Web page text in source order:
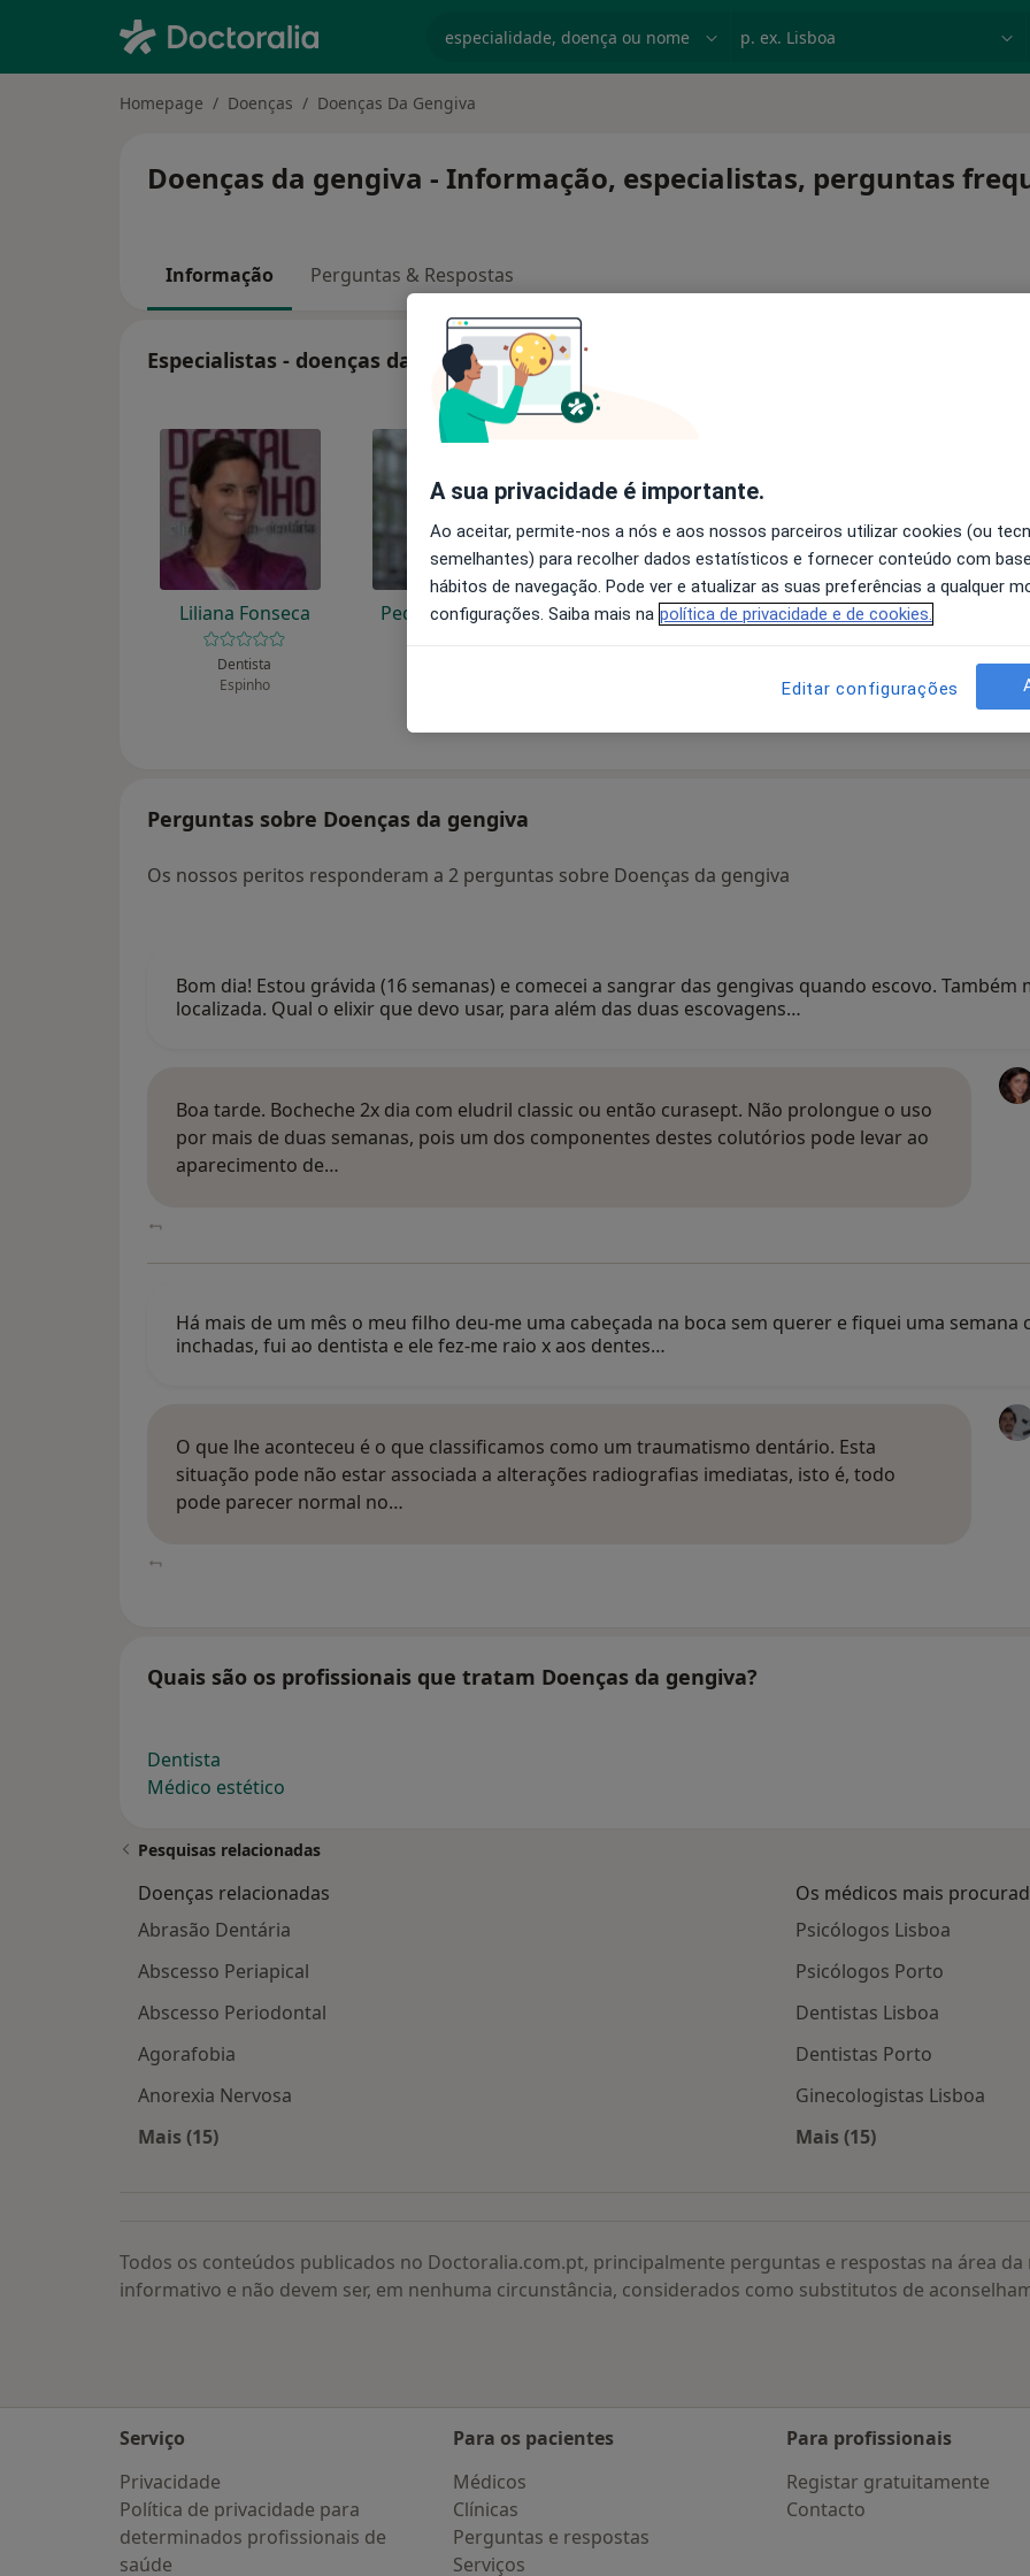
Homepage Doenças Doenças Da Gengiva
Doenças da gengiva - Informação, especialistas, perguntas
Informação Perguntas & Respostas
Especialistas - doenças da gengiva
Liliana Fonseca
Dentista
Espinho
Pedro Garrido De
Raquel Braz
Sofia Ataíde
Santa Maria da Feira
Perguntas sobre Doenças da gengiva
Os nossos peritos responderam a 2 perguntas sobre Doenças da gengiva
Bom dia! Estou grávida (16 semanas) e comecei a sangrar das gengivas quando escovo.
localizada. Qual o elixir que devo usar, para além das duas escovagens…
Boa tarde. Bocheche 2x dia com eludril classic ou então curasept. Não prolongue o uso
por mais de duas semanas, pois um dos componentes destes colutórios pode levar ao
aparecimento de…
Há mais de um mês o meu filho deu-me uma cabeçada na boca sem querer e fiquei uma
inchadas, fui ao dentista e ele fez-me raio x aos dentes…
O que lhe aconteceu é o que classificamos como um traumatismo dentário. Esta
situação pode não estar associada a alterações radiografias imediatas, isto é, todo
pode parecer normal no…
Quais são os profissionais que tratam Doenças da gengiva?
Dentista
Médico estético
Pesquisas relacionadas
Doenças relacionadas
Abrasão Dentária
Abscesso Periapical
Abscesso Periodontal
Agorafobia
Anorexia Nervosa
Mais (15)
Os médicos mais
Psicólogos Lisboa
Psicólogos Porto
Dentistas Lisboa
Dentistas Porto
Ginecologistas Lisboa
Mais (15)
Todos os conteúdos publicados no Doctoralia.com.pt, principalmente perguntas e respostas na área
informativo e não devem ser, em nenhuma circunstância, considerados como substitutos de
Serviço
Privacidade
Política de privacidade para
determinados profissionais de
saúde
Para os pacientes
Médicos
Clínicas
Perguntas e respostas
Serviços
Para profissionais
Registar gratuitamente
Contacto
A sua privacidade é importante.
Ao aceitar, permite-nos a nós e aos nossos parceiros utilizar cookies (ou
semelhantes) para recolher dados estatísticos e fornecer conteúdo com
hábitos de navegação. Pode ver e atualizar as suas preferências a qualquer
configurações. Saiba mais na política de privacidade e de cookies.
Editar configurações